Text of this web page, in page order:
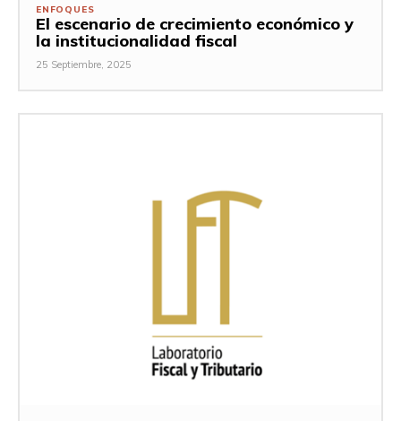
ENFOQUES
El escenario de crecimiento económico y
la institucionalidad fiscal
25 Septiembre, 2025